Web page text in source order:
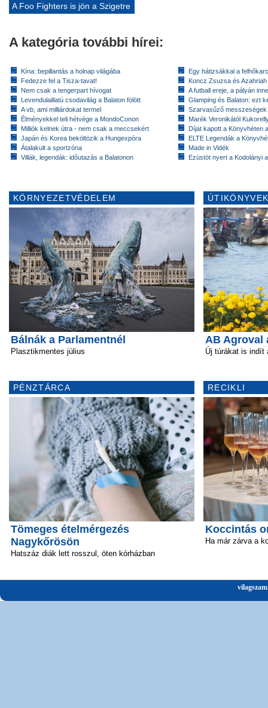
A Foo Fighters is jön a Szigetre
A kategória további hírei:
Kína: bepillantás a holnap világába
Fedezze fel a Tisza-tavat!
Nem csak a tengerpart hívogat
Levendulaillatú csodavilág a Balaton fölött
A vb, ami milliárdokat termel
Élményekkel teli hétvége a MondoConon
Milliók kelnek útra - nem csak a meccsekért
Japán és Korea beköltözik a Hungexpóra
Átalakult a sportzóna
Villák, legendák: időutazás a Balatonon
Egy hátizsákkal a
Koncz Zsuzsa és
A futball ereje, a pályán
Glamping és Balaton: ezt
Szarvasűző messzeségek
Marék Veronikától
Díjat kapott a Könyvhéten
ELTE Legendák a
Made in Vidék
Ezüstöt nyert a Kodolányi
KÖRNYEZETVÉDELEM
Bálnák a Parlamentnél
Plasztikmentes július
PÉNZTÁRCA
Tömeges ételmérgezés
Nagykőrösön
Hatszáz diák lett rosszul, öten kórházban
AB Agroval
Új túrákat is indít
RECIKLI
Koccintás
Ha már zárva a